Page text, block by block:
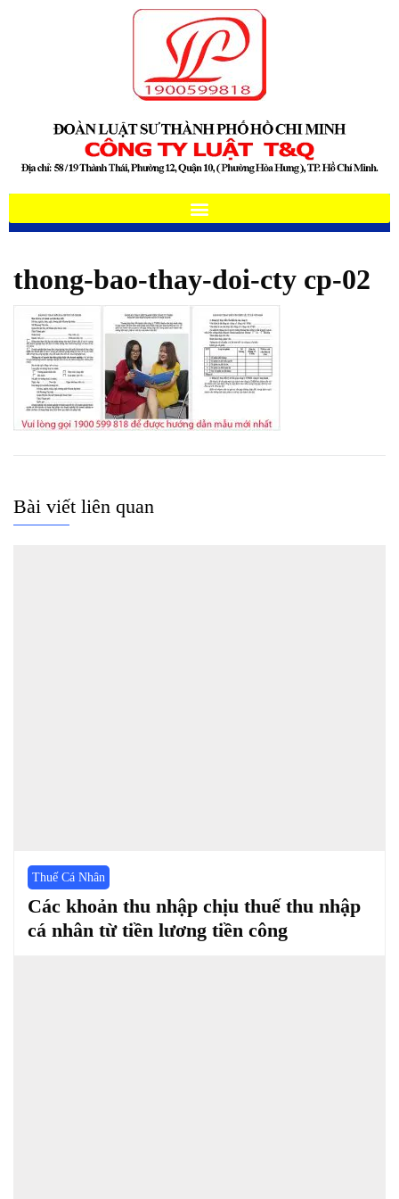
thong-bao-thay-doi-cty cp-02
Bài viết liên quan
Thuế Cá Nhân
Các khoản thu nhập chịu thuế thu nhập
cá nhân từ tiền lương tiền công